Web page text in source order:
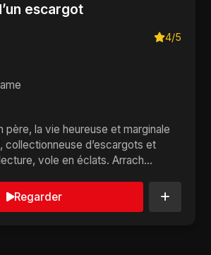
escargot
4/5
père, la vie heureuse et marginale
collectionneuse d’escargots et
vole en éclats. Arrach...
Regarder